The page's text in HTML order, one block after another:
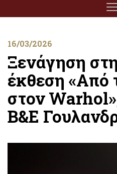
16/03/2026
Ξενάγηση
έκθεση «Από
στον
Β&Ε